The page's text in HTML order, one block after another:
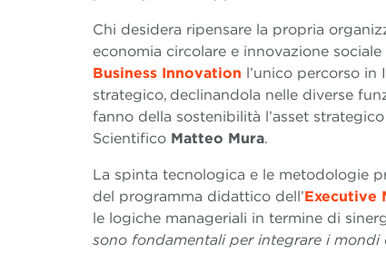
Chi desidera ripensare la propria
economia circolare e innovazione sociale
Business Innovation l’unico percorso
strategico, declinandola nelle diverse
fanno della sostenibilità l’asset
Scientifico Matteo Mura.
La spinta tecnologica e le metodologie
del programma didattico dell’Executive
le logiche manageriali in termine di
sono fondamentali per integrare i